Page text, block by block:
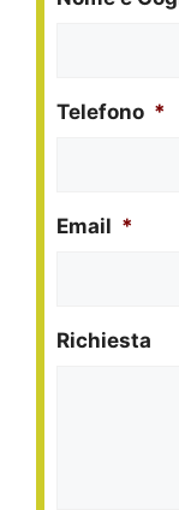
Telefono *
Email *
Richiesta